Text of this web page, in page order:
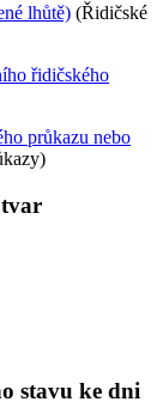
lhůtě) (Řidičské
řidičského
průkazu nebo
stavu ke dni